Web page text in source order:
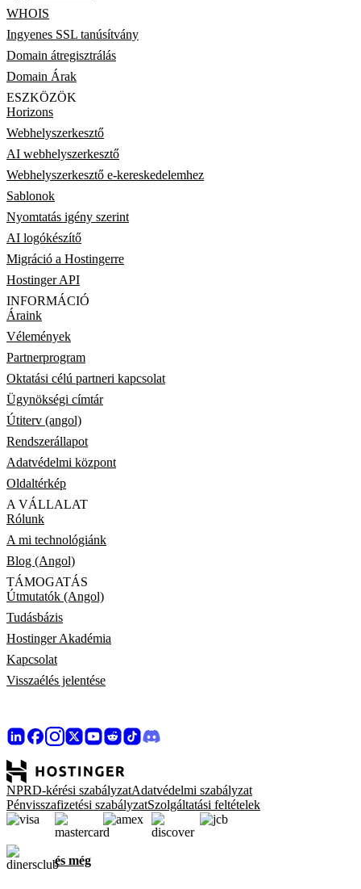
WHOIS
Ingyenes SSL tanúsítvány
Domain átregisztrálás
Domain Árak
ESZKÖZÖK
Horizons
Webhelyszerkesztő
AI webhelyszerkesztő
Webhelyszerkesztő e-kereskedelemhez
Sablonok
Nyomtatás igény szerint
AI logókészítő
Migráció a Hostingerre
Hostinger API
INFORMÁCIÓ
Áraink
Vélemények
Partnerprogram
Oktatási célú partneri kapcsolat
Ügynökségi címtár
Útiterv (angol)
Rendszerállapot
Adatvédelmi központ
Oldaltérkép
A VÁLLALAT
Rólunk
A mi technológiánk
Blog (Angol)
TÁMOGATÁS
Útmutatók (Angol)
Tudásbázis
Hostinger Akadémia
Kapcsolat
Visszaélés jelentése
NPRD-kérési szabályzatAdatvédelmi szabályzat
Pénvisszafizetési szabályzatSzolgáltatási feltételek
és még